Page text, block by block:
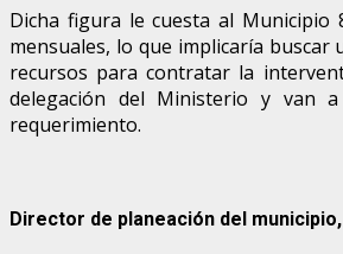
Dicha figura le cuesta al Municipio
mensuales, lo que implicaría buscar
recursos para contratar la
delegación del Ministerio y van
requerimiento.
Director de planeación del